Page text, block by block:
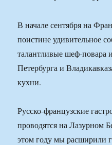
В начале сентября на
поистине удивительное
талантливые шеф-повара
Петербурга и
кухни.
Русско-французские
проводятся на Лазурном
этом году мы расширили